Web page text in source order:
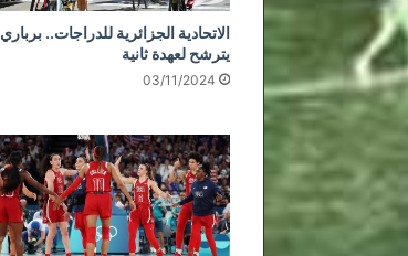
الاتحادية الجزائرية للدراجات.. برباري
يترشح لعهدة ثانية
03/11/2024